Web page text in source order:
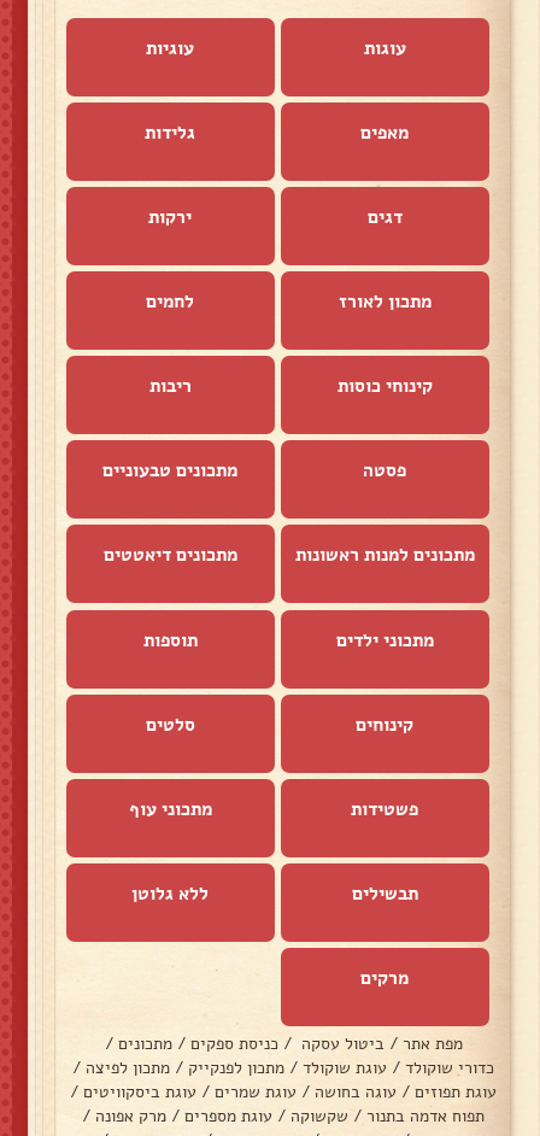
עוגות עוגיות
מאפים גלידות
דגים ירקות
מתכון לאורז לחמים
קינוחי כוסות ריבות
פסטה מתכונים טבעוניים
מתכונים למנות ראשונות מתכונים דיאטטים
מתכוני ילדים תוספות
קינוחים סלטים
פשטידות מתכוני עוף
תבשילים ללא גלוטן
מרקים
מפת אתר / ביטול עסקה / כניסת ספקים / מתכונים /
כדורי שוקולד / עוגת שוקולד / מתכון לפנקייק / מתכון לפיצה /
עוגת תפוזים / עוגה בחושה / עוגת שמרים / עוגת ביסקוויטים /
תפוח אדמה בתנור / שקשוקה / עוגת מספרים / מרק אפונה /